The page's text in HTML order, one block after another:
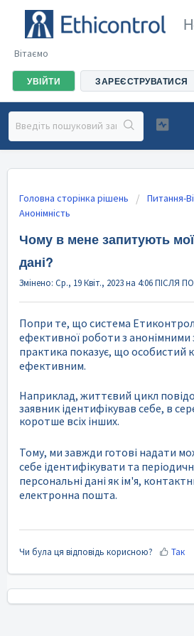
Вітаємо
УВІЙТИ ЗАРЕЄСТРУВАТИСЯ
Головна сторінка рішень
Питання-
Анонімність
Чому в мене запитують
дані?
Змінено: Ср., 19 Квіт., 2023 на 4:06 ПІСЛЯ
Попри те, що система
ефективної роботи з анонімними
практика показує, що особистий
ефективним.
Наприклад, життєвий цикл
заявник ідентифікував себе, в
коротше всіх інших.
Тому, ми завжди готові надати
себе ідентифікувати та
персональні дані як ім'я,
електронна пошта.
Чи була ця відповідь корисною? Так